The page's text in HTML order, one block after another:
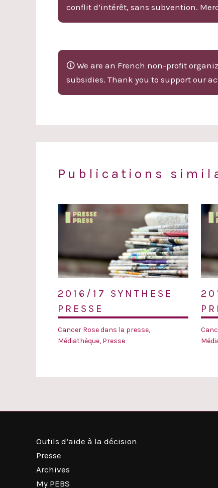
conflit d’intérêt, sans subvention.
🛈 We are an French non-profit
subsidies. Thank you to support our
Publications
2016/17 SYNTHESE
PRESSE
Cancer Rose dans la presse,
Médiathèque, Presse
Outils d’aide à la décision
Presse
Archives
My PEBS